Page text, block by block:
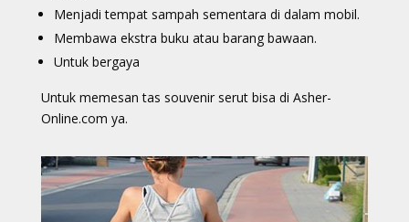
Menjadi tempat sampah sementara di dalam mobil.
Membawa ekstra buku atau barang bawaan.
Untuk bergaya
Untuk memesan tas souvenir serut bisa di Asher-
Online.com ya.